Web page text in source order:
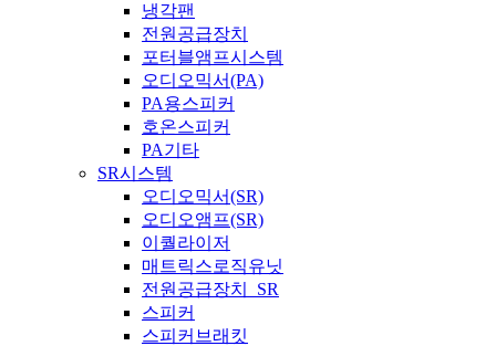
냉각팬
전원공급장치
포터블앰프시스템
오디오믹서(PA)
PA용스피커
호온스피커
PA기타
SR시스템
오디오믹서(SR)
오디오앰프(SR)
이퀄라이저
매트릭스로직유닛
전원공급장치_SR
스피커
스피커브래킷